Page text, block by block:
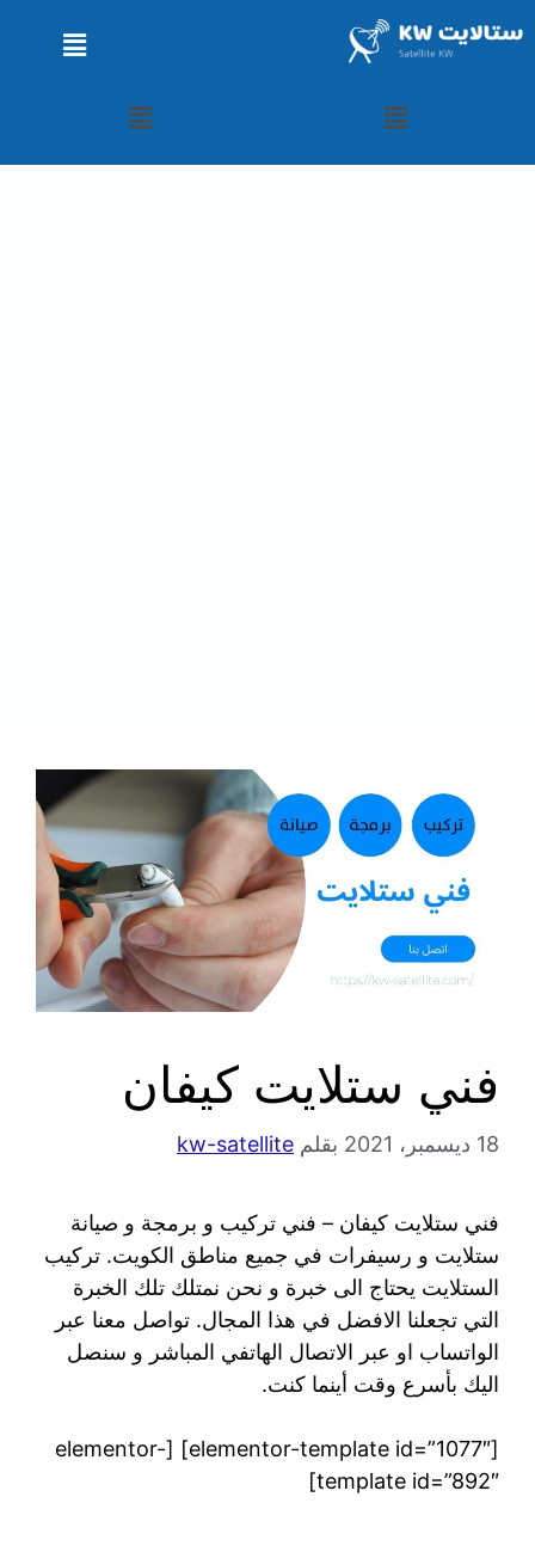
فني ستلايت كيفان
18 ديسمبر، 2021 بقلم kw-satellite
فني ستلايت كيفان – فني تركيب و برمجة و صيانة
ستلايت و رسيفرات في جميع مناطق الكويت. تركيب
الستلايت يحتاج الى خبرة و نحن نمتلك تلك الخبرة
التي تجعلنا الافضل في هذا المجال. تواصل معنا عبر
الواتساب او عبر الاتصال الهاتفي المباشر و سنصل
اليك بأسرع وقت أينما كنت.
[elementor-template id=”1077″] [elementor-
template id=”892″]